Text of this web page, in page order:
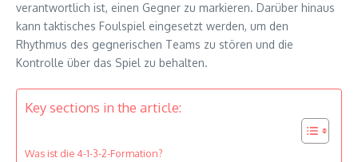
verantwortlich ist, einen Gegner zu markieren. Darüber hinaus
kann taktisches Foulspiel eingesetzt werden, um den
Rhythmus des gegnerischen Teams zu stören und die
Kontrolle über das Spiel zu behalten.
Key sections in the article:
Was ist die 4-1-3-2-Formation?